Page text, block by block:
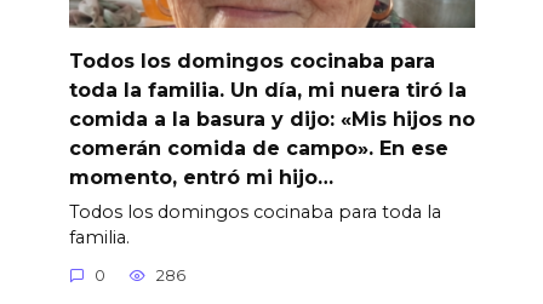
Todos los domingos cocinaba para
toda la familia. Un día, mi nuera tiró la
comida a la basura y dijo: «Mis hijos no
comerán comida de campo». En ese
momento, entró mi hijo…
Todos los domingos cocinaba para toda la
familia.
0 286